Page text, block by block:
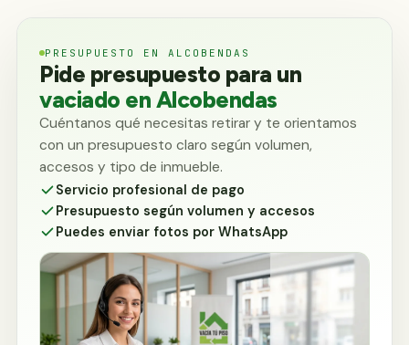
PRESUPUESTO EN ALCOBENDAS
Pide presupuesto para un
vaciado en Alcobendas
Cuéntanos qué necesitas retirar y te orientamos
con un presupuesto claro según volumen,
accesos y tipo de inmueble.
Servicio profesional de pago
Presupuesto según volumen y accesos
Puedes enviar fotos por WhatsApp